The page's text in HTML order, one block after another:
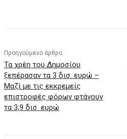
Προηγούμενο άρθρο
Τα χρέη του Δημοσίου
ξεπέρασαν τα 3 δισ. ευρώ –
Μαζί με τις εκκρεμείς
επιστροφές φόρων φτάνουν
τα 3,9 δισ. ευρώ